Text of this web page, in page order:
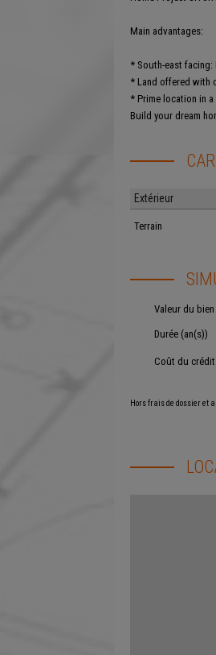
Main advantages:
* South-east
* Land offered with
* Prime location in
Build your dream
Extérieur
Terrain
Valeur du
Durée (an(s))
Coût du
Hors frais de dossier et